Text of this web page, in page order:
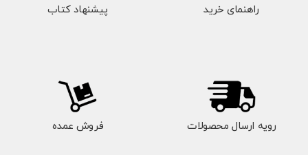
راهنمای خرید پیشنهاد کتاب
رویه ارسال محصولات فروش عمده